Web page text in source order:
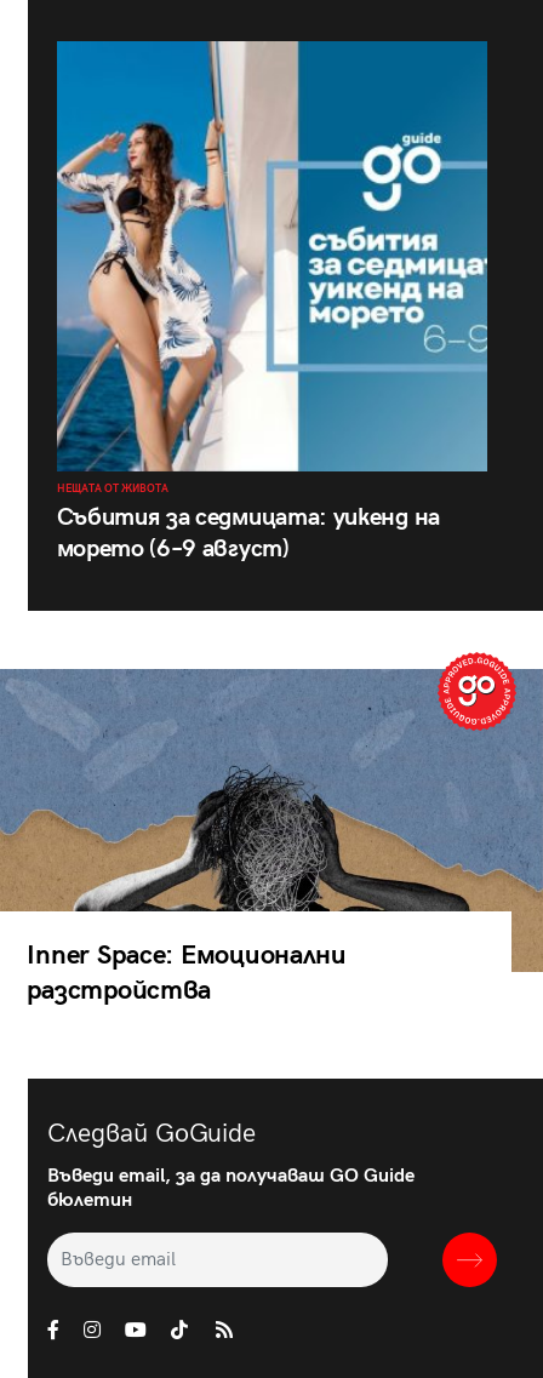
НЕЩАТА ОТ ЖИВОТА
Събития за седмицата: уикенд на
морето (6–9 август)
Inner Space: Емоционални
разстройства
Следвай GoGuide
Въведи email, за да получаваш GO Guide
бюлетин